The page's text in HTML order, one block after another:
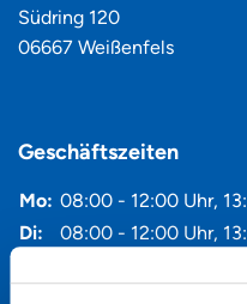
Südring 120
06667 Weißenfels
Geschäftszeiten
Mo: 08:00 - 12:00 Uhr,
Di:
08:00 - 12:00 Uhr,